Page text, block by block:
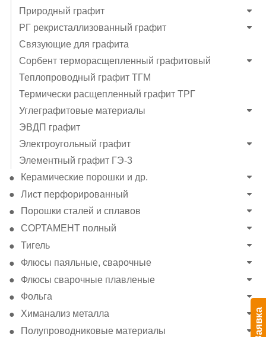
Природный графит
РГ рекристаллизованный графит
Связующие для графита
Сорбент терморасщепленный графитовый
Теплопроводный графит ТГМ
Термически расщепленный графит ТРГ
Углеграфитовые материалы
ЭВДП графит
Электроугольный графит
Элементный графит ГЭ-3
Керамические порошки и др.
Лист перфорированный
Порошки сталей и сплавов
СОРТАМЕНТ полный
Тигель
Флюсы паяльные, сварочные
Флюсы сварочные плавленые
Фольга
Химанализ металла
Полупроводниковые материалы
Заявка